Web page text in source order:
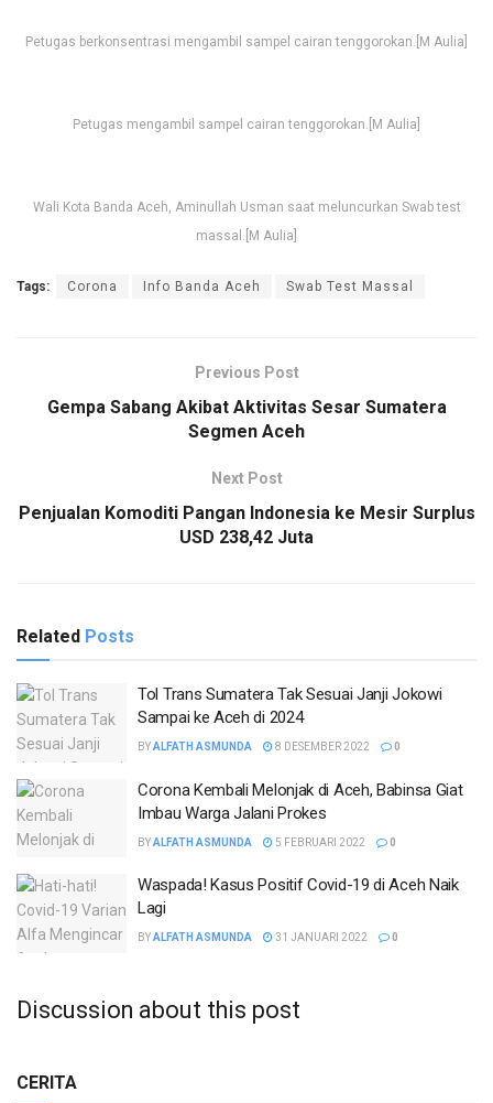
Petugas berkonsentrasi mengambil sampel cairan tenggorokan.[M Aulia]
Petugas mengambil sampel cairan tenggorokan.[M Aulia]
Wali Kota Banda Aceh, Aminullah Usman saat meluncurkan Swab test
massal.[M Aulia]
Tags: Corona Info Banda Aceh Swab Test Massal
Previous Post
Gempa Sabang Akibat Aktivitas Sesar Sumatera
Segmen Aceh
Next Post
Penjualan Komoditi Pangan Indonesia ke Mesir Surplus
USD 238,42 Juta
Related Posts
Tol Trans Sumatera Tak Sesuai Janji Jokowi
Sampai ke Aceh di 2024
BYALFATH ASMUNDA 8 DESEMBER 2022 0
Corona Kembali Melonjak di Aceh, Babinsa Giat
Imbau Warga Jalani Prokes
BYALFATH ASMUNDA 5 FEBRUARI 2022 0
Waspada! Kasus Positif Covid-19 di Aceh Naik
Lagi
BYALFATH ASMUNDA 31 JANUARI 2022 0
Discussion about this post
CERITA